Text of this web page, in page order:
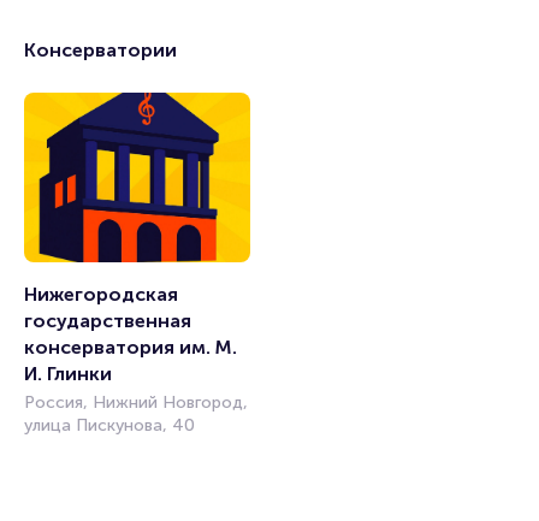
Консерватории
Нижегородская
государственная
консерватория им. М.
И. Глинки
Россия, Нижний Новгород,
улица Пискунова, 40